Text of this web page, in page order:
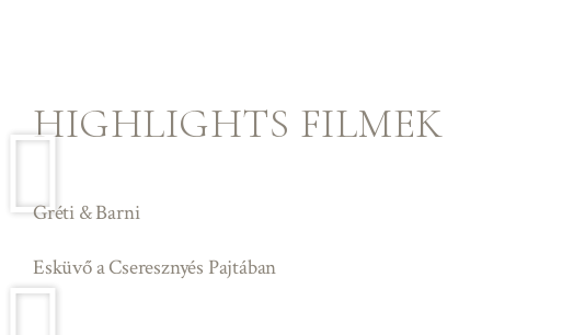
HIGHLIGHTS FILMEK
Gréti & Barni
Esküvő a Cseresznyés Pajtában